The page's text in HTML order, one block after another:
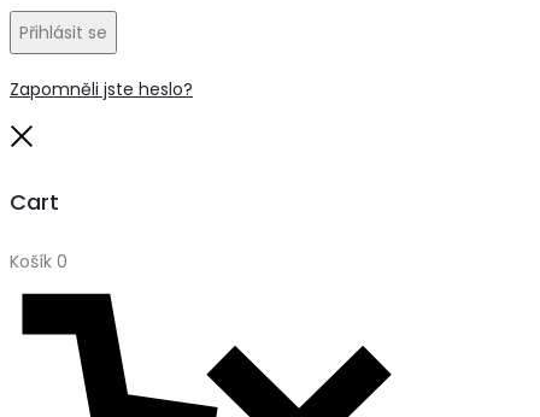
Přihlásit se
Zapomněli jste heslo?
Cart
Košík 0